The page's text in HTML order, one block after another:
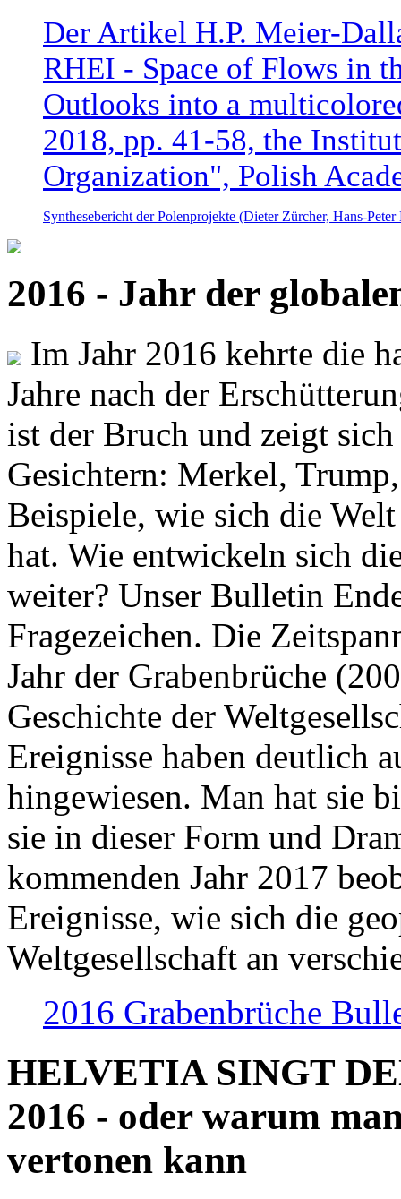
Der Artikel H.P. Meier-
RHEI - Space of Flows in
Outlooks into a
2018, pp. 41-58, the
Organization", Polish
Synthesebericht der Polenprojekte (Dieter Zürcher, Hans-
2016 - Jahr der
Im Jahr 2016 kehrte die
Jahre nach der
ist der Bruch und zeigt
Gesichtern: Merkel,
Beispiele, wie sich die
hat. Wie entwickeln sich
weiter? Unser Bulletin
Fragezeichen. Die
Jahr der Grabenbrüche
Geschichte der
Ereignisse haben deutlich
hingewiesen. Man hat sie
sie in dieser Form und
kommenden Jahr 2017
Ereignisse, wie sich die
Weltgesellschaft an
2016 Grabenbrüche
HELVETIA SINGT
2016 - oder warum
vertonen kann